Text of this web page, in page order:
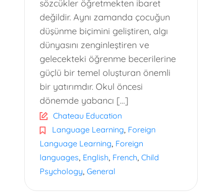
sözcükler öğretmekten ibaret
değildir. Aynı zamanda çocuğun
düşünme biçimini geliştiren, algı
dünyasını zenginleştiren ve
gelecekteki öğrenme becerilerine
güçlü bir temel oluşturan önemli
bir yatırımdır. Okul öncesi
dönemde yabancı […]
Chateau Education
Language Learning, Foreign
Language Learning, Foreign
languages, English, French, Child
Psychology, General